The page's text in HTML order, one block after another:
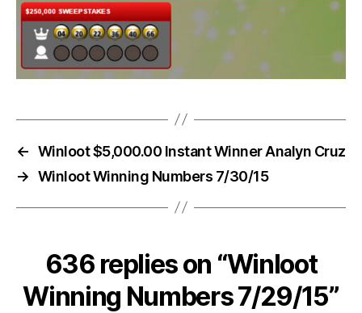
← Winloot $5,000.00 Instant Winner Analyn Cruz
→ Winloot Winning Numbers 7/30/15
636 replies on “Winloot
Winning Numbers 7/29/15”